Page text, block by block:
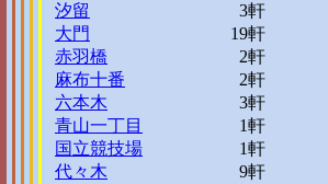
汐留
3軒
大門
19軒
赤羽橋
2軒
麻布十番
2軒
六本木
3軒
青山一丁目
1軒
国立競技場
1軒
代々木
9軒